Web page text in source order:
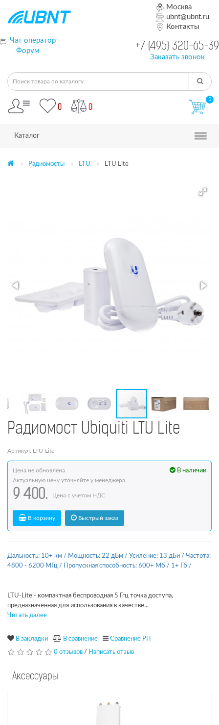
Москва
ubnt@ubnt.ru
Контакты
Чат оператор
Форум
+7 (495) 320-65-39
Заказать звонок
0 0
0
Каталог
Радиомосты LTU LTU Lite
Радиомост Ubiquiti LTU Lite
Артикул: LTU-Lite
В наличии
Цена не обновлена
Актуальную цену уточняйте у менеджера
9 400. Цена с учетом НДС
В корзину Быстрый заказ
Дальность: 10+ км / Мощность: 22 дБм / Усиление: 13 дБи / Частота:
4800 - 6200 МГц / Пропускная способность: 600+ Мб / 1+ Гб /
LTU-Lite - компактная беспроводная 5 Ггц точка доступа,
предназначенная для использования в качестве...
Читать далее
В закладки В сравнение Сравнение РП
0 отзывов / Написать отзыв
Аксессуары